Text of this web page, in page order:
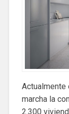
Actualmente
marcha la
2.300